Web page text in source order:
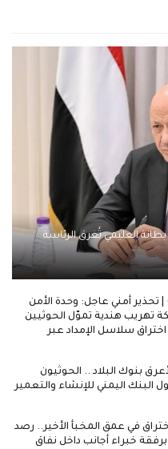
العليمي تُغرق الرئاسة
| انذار مبكر (3) | تحذير أمني عاجل: وحدة الأمن
تهريب هندية تموّل الحوثيين
سلاسل الإمداد عبر
بنوك البلاد .. الحوثيون
اليمني للإنشاء والتعمير
في عمق المخبأ الأخير.. رصد
خبراء أجانب داخل نفاق